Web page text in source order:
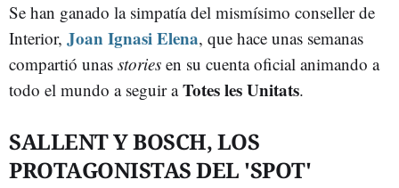
Se han ganado la simpatía del mismísimo conseller de
Interior, Joan Ignasi Elena, que hace unas semanas
compartió unas stories en su cuenta oficial animando a
todo el mundo a seguir aTotes les Unitats.
SALLENT Y BOSCH, LOS
PROTAGONISTAS DEL 'SPOT'